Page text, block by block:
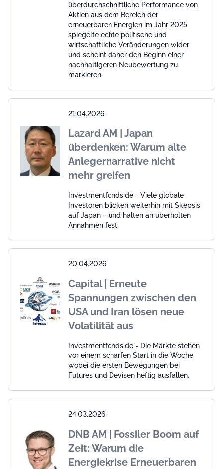
überdurchschnittliche Performance von
Aktien aus dem Bereich der
erneuerbaren Energien im Jahr 2025
spiegelte echte politische und
wirtschaftliche Veränderungen wider
und scheint daher den Beginn einer
nachhaltigeren Neubewertung zu
markieren.
21.04.2026
Lazard AM | Japan
überdenken: Warum alte
Anlegernarrative nicht
mehr greifen
Investmentfonds.de - Viele globale
Investoren blicken weiterhin mit Skepsis
auf Japan – und halten an überholten
Annahmen fest.
20.04.2026
Capital | Erneute
Spannungen zwischen den
USA und Iran lösen neue
Volatilität aus
Investmentfonds.de - Die Märkte stehen
vor einem scharfen Start in die Woche,
wobei die ersten Bewegungen bei
Futures und Devisen heftig ausfallen.
24.03.2026
DNB AM | Fossiler Boom auf
Zeit: Warum die
Energiekrise Erneuerbaren